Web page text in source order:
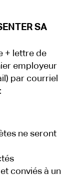
SA
+ lettre de
employeur
par courriel
ne seront
conviés à un